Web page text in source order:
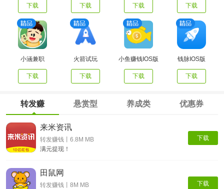
下载 下载 下载 下载
小涵兼职
下载
火箭试玩
下载
小鱼赚钱IOS版
下载
钱脉IOS版
下载
转发赚 悬赏型 养成类 优惠券
下载
来米资讯
转发赚钱丨6.8M MB
满元提现！
下载
田鼠网
转发赚钱丨8M MB